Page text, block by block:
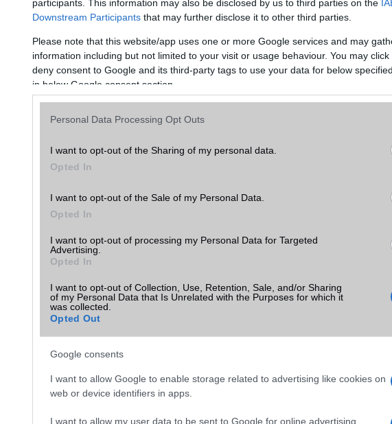
participants. This information may also be disclosed by us to third parties on the
Downstream Participants that may further disclose it to other third parties.
Please note that this website/app uses one or more Google services and may
information including but not limited to your visit or usage behaviour. You may
deny consent to Google and its third-party tags to use your data for below
in below Google consent section.
Personal Data Processing Opt Outs
I want to opt-out of the Sharing of my personal data.
Opted In
I want to opt-out of the Sale of my Personal Data.
Opted In
I want to opt-out of processing my Personal Data for Targeted
Advertising.
Opted In
I want to opt-out of Collection, Use, Retention, Sale, and/or Sharing
of my Personal Data that Is Unrelated with the Purposes for which it
was collected.
Opted Out
Google consents
I want to allow Google to enable storage related to advertising like cookies on
web or device identifiers in apps.
I want to allow my user data to be sent to Google for online advertising
A kültéri sportok kedvelőire is komoly figyelmet fordított a Huawei. Az új órák
pedálfordulat-adatokat. A Pro modell ennél is tovább megy: fejlett Trail Run
szakaszalapú navigációval, szintkülönbség-követéssel és becsült érkezési idő
Emellett egy külön golfmód is bekerült a rendszerbe, amely több mint 17 000
térképét támogatja.